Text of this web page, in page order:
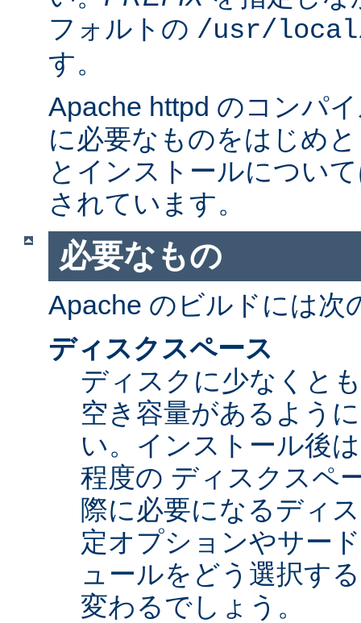
フォルトの /usr/local/
す。
Apache httpd のコンパ
に必要なものをはじめ
とインストールについ
されています。
必要なもの
Apache のビルドには次
ディスクスペース
ディスクに少なくと
空き容量があるよう
い。インストール後
程度の ディスクスペ
際に必要になるディ
定オプションやサー
ュールをどう選択す
変わるでしょう。